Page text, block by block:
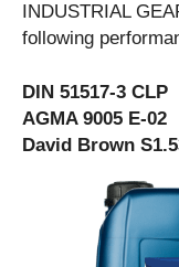
INDUSTRIAL
following
DIN 51517-3
AGMA 9005 E-
David Brown